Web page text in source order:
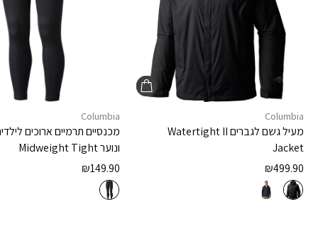
Columbia
מעיל גשם לגבריםWatertight II
Jacket
₪499.90
Columbia
מכנסיים תרמיים ארוכים
ונוערMidweight Tight
₪149.90